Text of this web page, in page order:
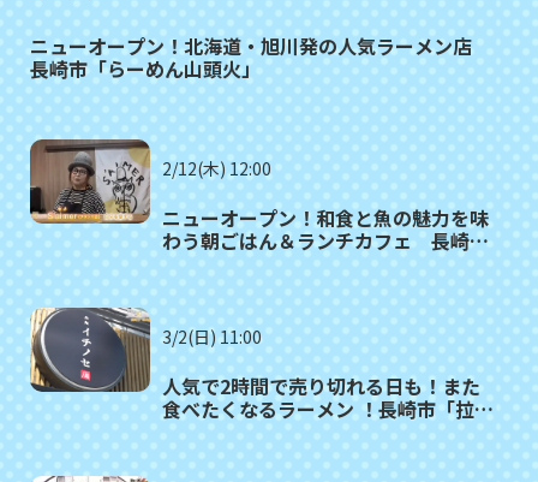
ニューオープン！北海道・旭川発の人気ラーメン店
長崎市「らーめん山頭火」
2/12(木) 12:00
ニューオープン！和食と魚の魅力を味
わう朝ごはん＆ランチカフェ 長崎市
3/2(日) 11:00
人気で2時間で売り切れる日も！また
食べたくなるラーメン ！長崎市「拉麺